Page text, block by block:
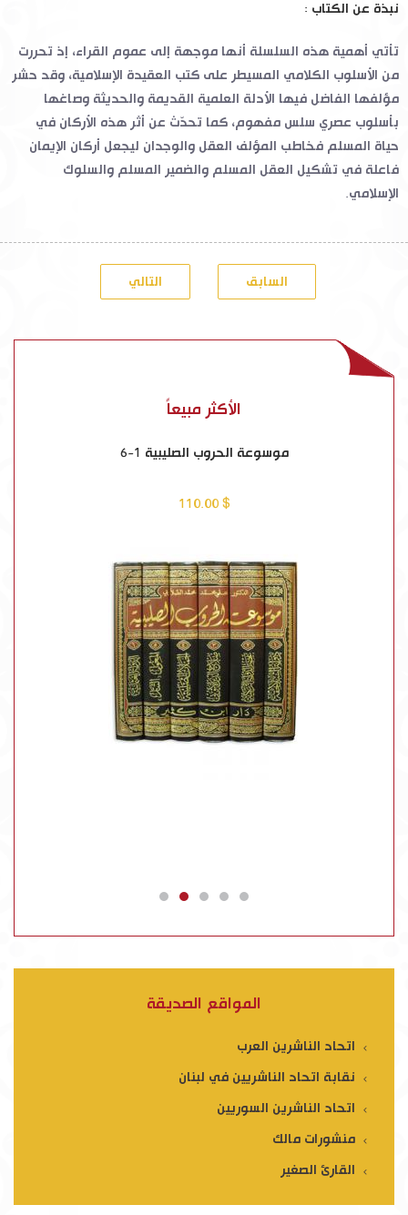
نبذة عن الكتاب :
تأتي أهمية هذه السلسلة أنها موجهة إلى عموم القراء، إذ تحررت
من الأسلوب الكلامي المسيطر على كتب العقيدة الإسلامية، وقد حشر
مؤلفها الفاضل فيها الأدلة العلمية القديمة والحديثة وصاغها
بأسلوب عصري سلس مفهوم، كما تحدّث عن أثر هذه الأركان في
حياة المسلم فخاطب المؤلف العقل والوجدان ليجعل أركان الإيمان
فاعلة في تشكيل العقل المسلم والضمير المسلم والسلوك
الإسلامي.
التالي السابق
الأكثر مبيعاً
موسوعة الحروب الصليبية 1-6
$ 110.00
المواقع الصديقة
اتحاد الناشرين العرب
نقابة اتحاد الناشريين في لبنان
اتحاد الناشرين السوريين
منشورات مالك
القارئ الصغير